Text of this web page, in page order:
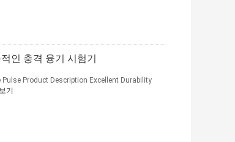
인 충격 융기 시험기
Product Description Excellent Durability
기